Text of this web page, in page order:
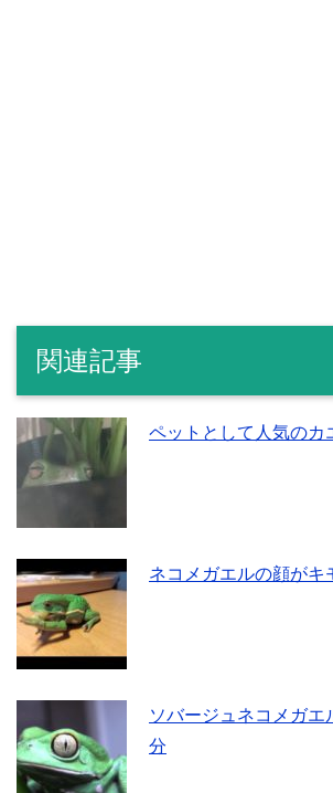
関連記事
ペットとして人気のカ
ネコメガエルの顔がキ
ソバージュネコメガエ
分